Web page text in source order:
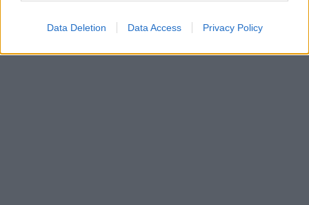
Data Deletion Data Access Privacy Policy